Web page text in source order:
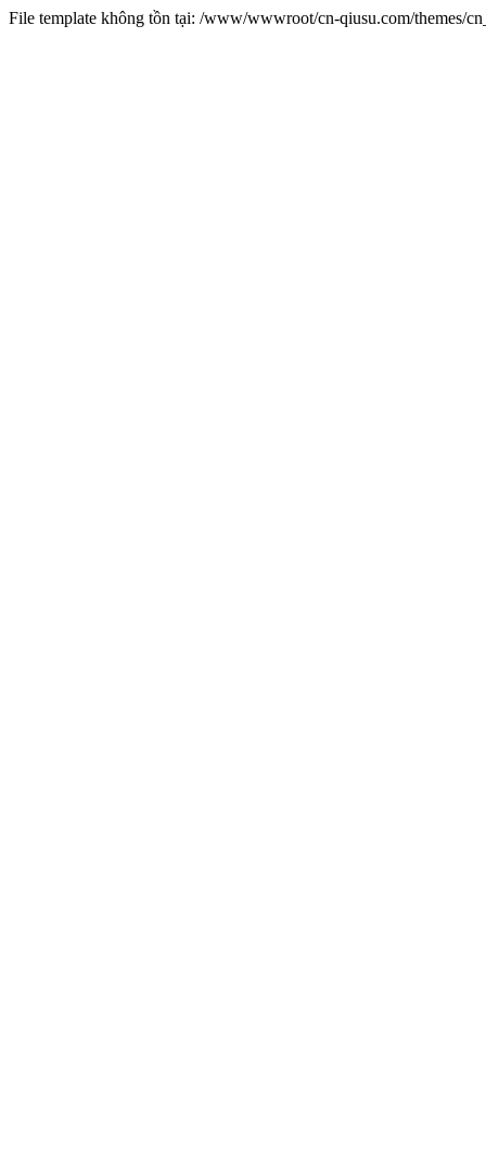
File template không tồn tại: /www/wwwroot/cn-qiusu.com/themes/